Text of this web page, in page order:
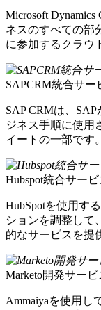
Microsoft
ネスのすべての部
に参加するクラウ
SAPCRM統合サー
SAP CRMは、
ジネス手順に使用
イートの一部です。
Hubspot統合サービ
HubSpotを使用す
ションを調整して
的なサービスを提
Marketo開発サービ
Ammaiyaを使用し